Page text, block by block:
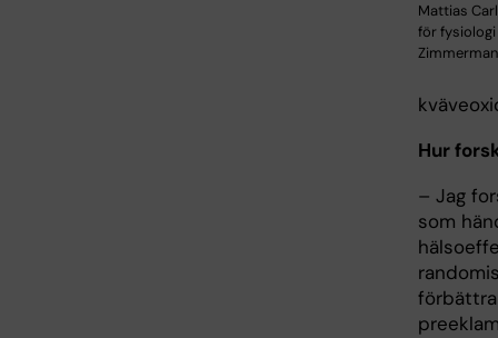
Mattias
för fysiologi
Zimmerman
Hur
– Jag
som